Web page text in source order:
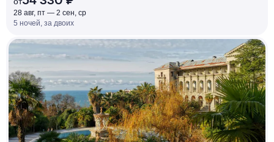
28 авг, пт — 2 сен, ср
5 ночей, за двоих
КЕШБЭК
РУБЛЯ
МИ
Д
О 7
%